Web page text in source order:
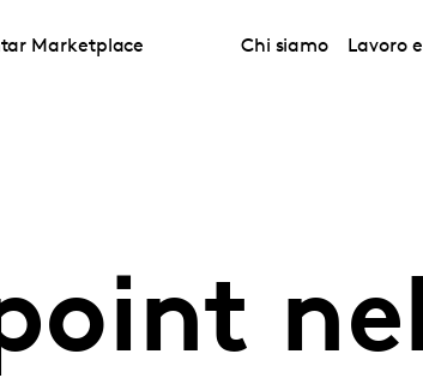
Marketplace Chi siamo Lavoro